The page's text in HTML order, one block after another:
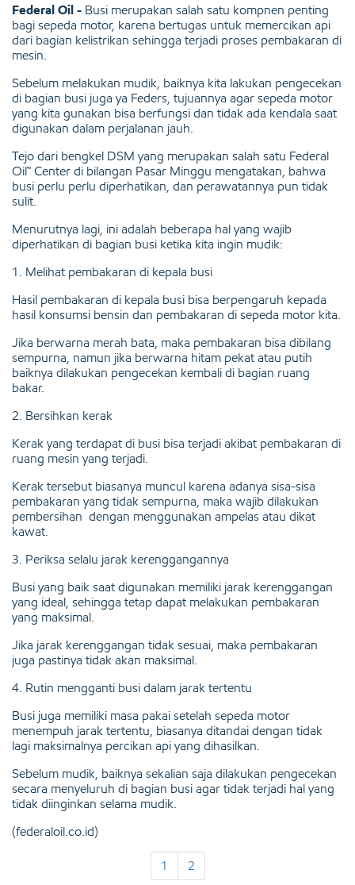
Federal Oil - Busi merupakan salah satu kompnen penting
bagi sepeda motor, karena bertugas untuk memercikan api
dari bagian kelistrikan sehingga terjadi proses pembakaran di
mesin.
Sebelum melakukan mudik, baiknya kita lakukan pengecekan
di bagian busi juga ya Feders, tujuannya agar sepeda motor
yang kita gunakan bisa berfungsi dan tidak ada kendala saat
digunakan dalam perjalanan jauh.
Tejo dari bengkel DSM yang merupakan salah satu Federal
Oil™ Center di bilangan Pasar Minggu mengatakan, bahwa
busi perlu perlu diperhatikan, dan perawatannya pun tidak
sulit.
Menurutnya lagi, ini adalah beberapa hal yang wajib
diperhatikan di bagian busi ketika kita ingin mudik:
1. Melihat pembakaran di kepala busi
Hasil pembakaran di kepala busi bisa berpengaruh kepada
hasil konsumsi bensin dan pembakaran di sepeda motor kita.
Jika berwarna merah bata, maka pembakaran bisa dibilang
sempurna, namun jika berwarna hitam pekat atau putih
baiknya dilakukan pengecekan kembali di bagian ruang
bakar.
2. Bersihkan kerak
Kerak yang terdapat di busi bisa terjadi akibat pembakaran di
ruang mesin yang terjadi.
Kerak tersebut biasanya muncul karena adanya sisa-sisa
pembakaran yang tidak sempurna, maka wajib dilakukan
pembersihan dengan menggunakan ampelas atau dikat
kawat.
3. Periksa selalu jarak kerenggangannya
Busi yang baik saat digunakan memiliki jarak kerenggangan
yang ideal, sehingga tetap dapat melakukan pembakaran
yang maksimal.
Jika jarak kerenggangan tidak sesuai, maka pembakaran
juga pastinya tidak akan maksimal.
4. Rutin mengganti busi dalam jarak tertentu
Busi juga memiliki masa pakai setelah sepeda motor
menempuh jarak tertentu, biasanya ditandai dengan tidak
lagi maksimalnya percikan api yang dihasilkan.
Sebelum mudik, baiknya sekalian saja dilakukan pengecekan
secara menyeluruh di bagian busi agar tidak terjadi hal yang
tidak diinginkan selama mudik.
(federaloil.co.id)
1 2